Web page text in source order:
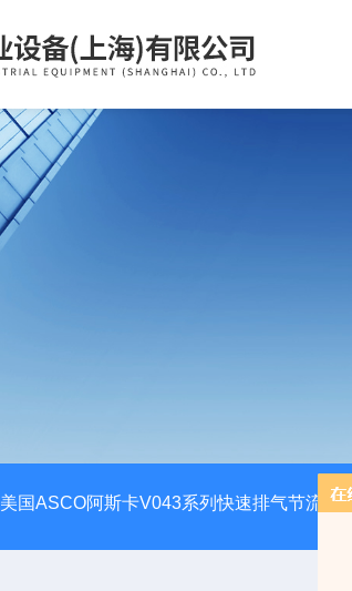
美国ASCO阿斯卡V043系列快速排气节流阀